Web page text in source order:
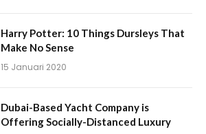
Harry Potter: 10 Things Dursleys That
Make No Sense
15 Januari 2020
Dubai-Based Yacht Company is
Offering Socially-Distanced Luxury